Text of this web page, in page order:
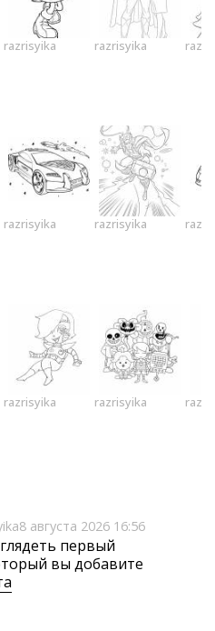
razrisyika razrisyika
razrisyika razrisyika
razrisyika razrisyika
8 августа 2026 16:56
первый
вы добавите